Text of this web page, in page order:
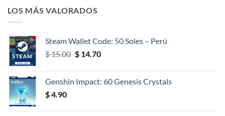
LOS MÁS VALORADOS
Steam Wallet Code: 50 Soles – Perú
$15.00 El
era:
$14.70El
es:
Genshin Impact: 60 Genesis Crystals
$4.90